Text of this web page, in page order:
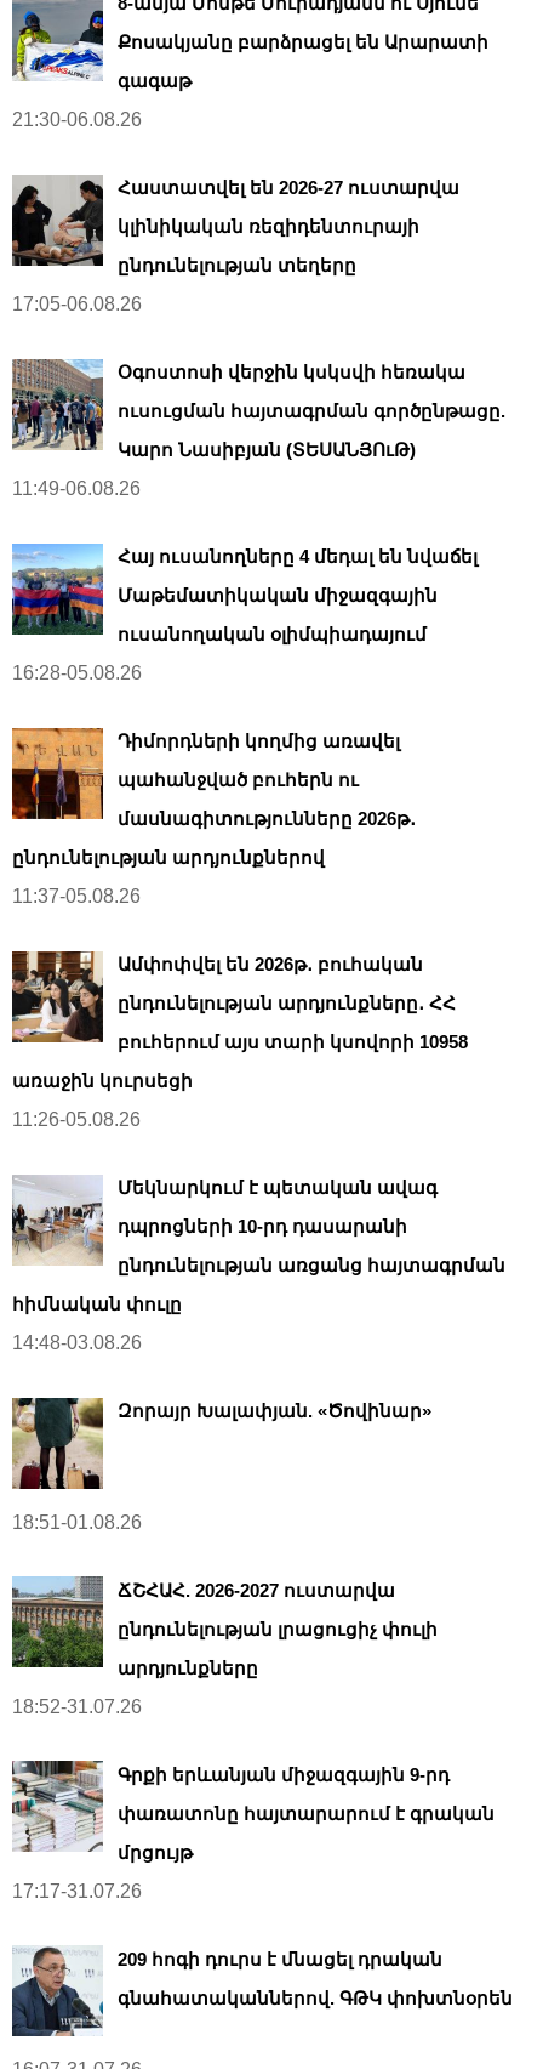
Քոսակյանը բարձրացել են Արարատի
գագաթ
21:30-06.08.26
Հաստատվել են 2026-27 ուստարվա
կլինիկական ռեզիդենտուրայի
ընդունելության տեղերը
17:05-06.08.26
Օգոստոսի վերջին կսկսվի հեռակա
ուսուցման հայտագրման գործընթացը.
Կարո Նասիբյան (ՏԵՍԱՆՅՈւԹ)
11:49-06.08.26
Հայ ուսանողները 4 մեդալ են նվաճել
Մաթեմատիկական միջազգային
ուսանողական օլիմպիադայում
16:28-05.08.26
Դիմորդների կողմից առավել
պահանջված բուհերն ու
մասնագիտությունները 2026թ․
ընդունելության արդյունքներով
11:37-05.08.26
Ամփոփվել են 2026թ․ բուհական
ընդունելության արդյունքները․ ՀՀ
բուհերում այս տարի կսովորի 10958
առաջին կուրսեցի
11:26-05.08.26
Մեկնարկում է պետական ավագ
դպրոցների 10-րդ դասարանի
ընդունելության առցանց հայտագրման
հիմնական փուլը
14:48-03.08.26
Զորայր Խալափյան. «Ծովինար»
18:51-01.08.26
ՃՇՀԱՀ. 2026-2027 ուստարվա
ընդունելության լրացուցիչ փուլի
արդյունքները
18:52-31.07.26
Գրքի երևանյան միջազգային 9-րդ
փառատոնը հայտարարում է գրական
մրցույթ
17:17-31.07.26
209 հոգի դուրս է մնացել դրական
գնահատականներով. ԳԹԿ փոխտնօրեն